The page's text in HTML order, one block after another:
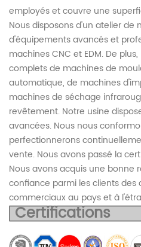
employés et couvre une
Nous disposons d'un atelier de
d'équipements avancés et
machines CNC et EDM. De
complets de machines de
automatique, de machines
machines de séchage
revêtement. Notre usine
avancées. Nous nous
perfectionnerons
vente. Nous avons passé la
Nous avons acquis une bonne
confiance parmi les clients des
commerciaux au pays et à
Certifications